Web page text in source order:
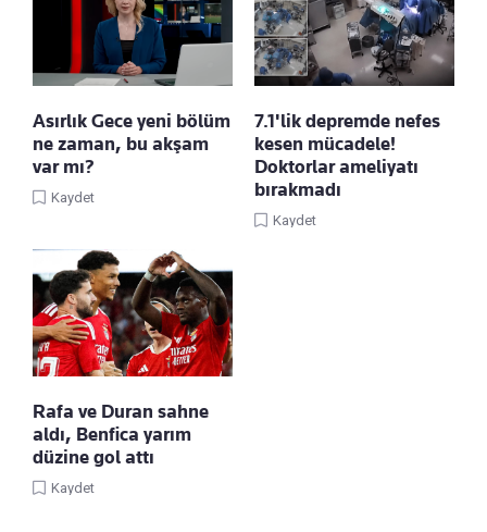
Asırlık Gece yeni bölüm
ne zaman, bu akşam
var mı?
Kaydet
7.1'lik depremde nefes
kesen mücadele!
Doktorlar ameliyatı
bırakmadı
Kaydet
Rafa ve Duran sahne
aldı, Benfica yarım
düzine gol attı
Kaydet